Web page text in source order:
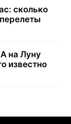
сколько
на Луну
известно